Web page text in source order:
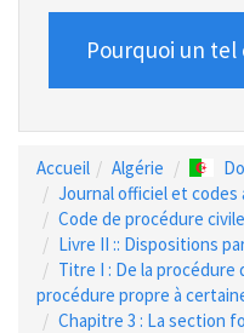
Pourquoi un tel
Accueil Algérie
Journal officiel et codes
Code de procédure
Livre II :: Dispositions
Titre I : De la
procédure propre à
Chapitre 3 : La section